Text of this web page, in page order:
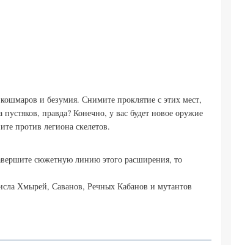
и безумия. Снимите проклятие с этих мест,
правда? Конечно, у вас будет новое оружие
против легиона скелетов.
сюжетную линию этого расширения, то
Хмырей, Саванов, Речных Кабанов и мутантов